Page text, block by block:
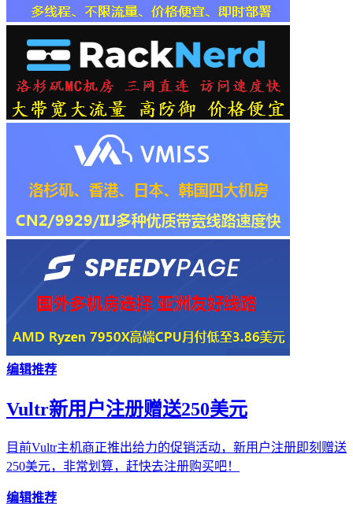
编辑推荐
Vultr新用户注册赠送250美元
目前Vultr主机商正推出给力的促销活动，新用户注册即刻赠送
250美元，非常划算，赶快去注册购买吧！
编辑推荐